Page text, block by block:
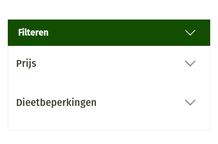
Filteren
Prijs
Dieetbeperkingen